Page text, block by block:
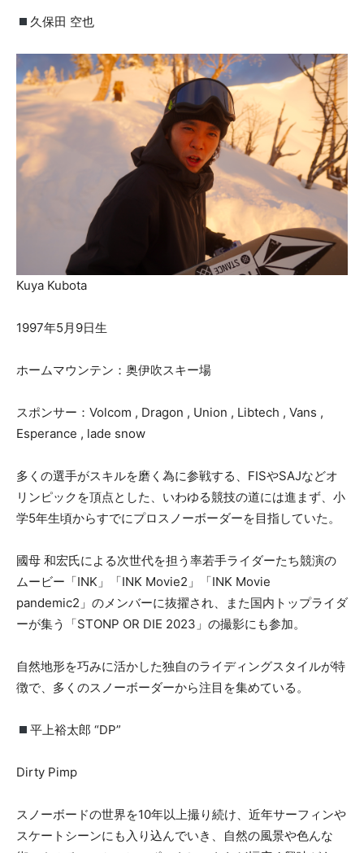
久保田 空也
Kuya Kubota
1997年5月9日生
ホームマウンテン：奥伊吹スキー場
スポンサー：Volcom , Dragon , Union , Libtech , Vans ,
Esperance , lade snow
多くの選手がスキルを磨く為に参戦する、FISやSAJなどオ
リンピックを頂点とした、いわゆる競技の道には進まず、小
学5年生頃からすでにプロスノーボーダーを目指していた。
國母 和宏氏による次世代を担う率若手ライダーたち競演の
ムービー「INK」「INK Movie2」「INK Movie
pandemic2」のメンバーに抜擢され、また国内トップライダ
ーが集う「STONP OR DIE 2023」の撮影にも参加。
自然地形を巧みに活かした独自のライディングスタイルが特
徴で、多くのスノーボーダーから注目を集めている。
平上裕太郎 “DP”
Dirty Pimp
スノーボードの世界を10年以上撮り続け、近年サーフィンや
スケートシーンにも入り込んでいき、自然の風景や色んな